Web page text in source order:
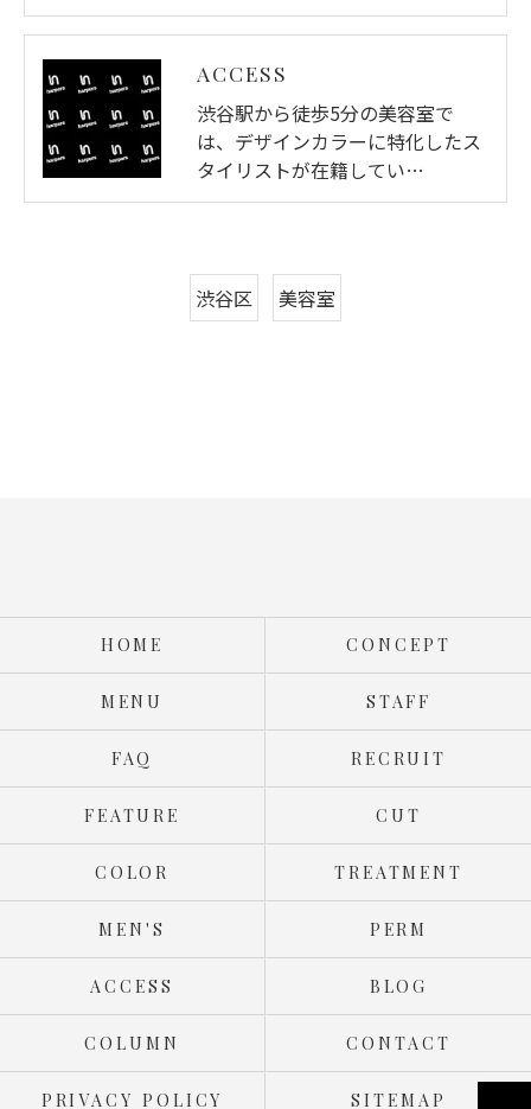
ACCESS
渋谷駅から徒歩5分の美容室で
は、デザインカラーに特化したス
タイリストが在籍してい…
渋谷区 美容室
HOME CONCEPT
MENU STAFF
FAQ RECRUIT
FEATURE CUT
COLOR TREATMENT
MEN'S PERM
ACCESS BLOG
COLUMN CONTACT
PRIVACY POLICY SITEMAP